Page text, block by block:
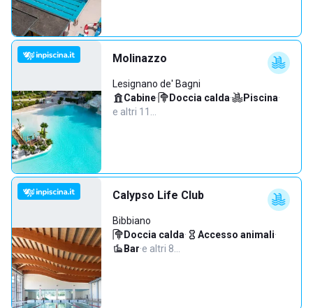
Molinazzo
Lesignano de' Bagni
Cabine· Doccia calda· Piscina·
e altri 11…
Calypso Life Club
Bibbiano
Doccia calda· Accesso animali·
Bar·e altri 8…